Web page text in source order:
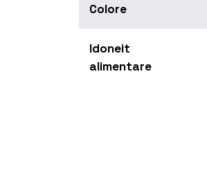
Colore
Idoneit
alimentare